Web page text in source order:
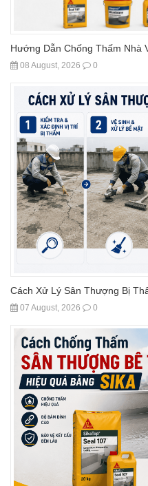
Hướng Dẫn Chống Thấm Nhà
08 August, 2026 0
Cách Xử Lý Sân Thượng Bị
07 August, 2026 0